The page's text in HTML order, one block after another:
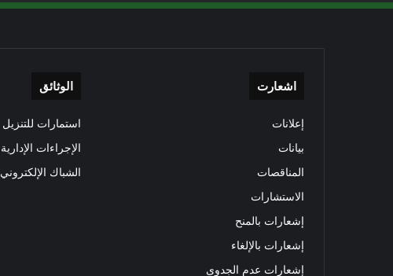
اشعارت
إعلانات
بيانات
المناقصات
الاستشارات
إشعارات بالمنح
إشعارات بالإلغاء
إشعارات عدم الجدوى
الوثائق
استمارات للتنزيل
الإجراءات الإدارية
الشباك الإلكتروني